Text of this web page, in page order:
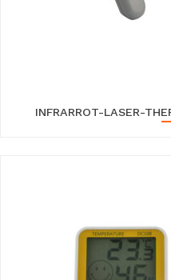
INFRARROT-LASER-